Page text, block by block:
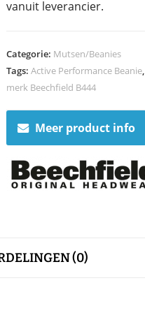
vanuit leverancier.
Categorie: Mutsen/Beanies
Tags:Active Performance Beanie,
merk Beechfield B444
Meer product info
(0)